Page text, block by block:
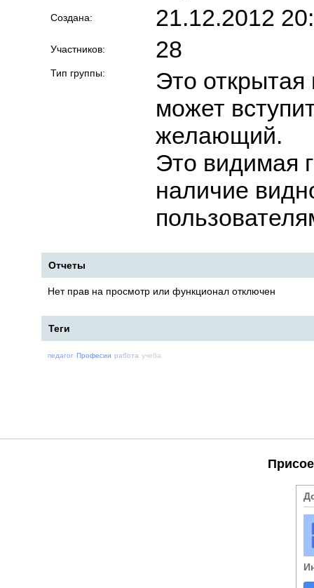
Создана: 21.12.2012
Участников: 28
Тип группы:
Это открытая
может
желающий.
Это видимая
наличие
Отчеты
Нет прав на просмотр или функционал отключен
Теги
педагог Професии работа учеба